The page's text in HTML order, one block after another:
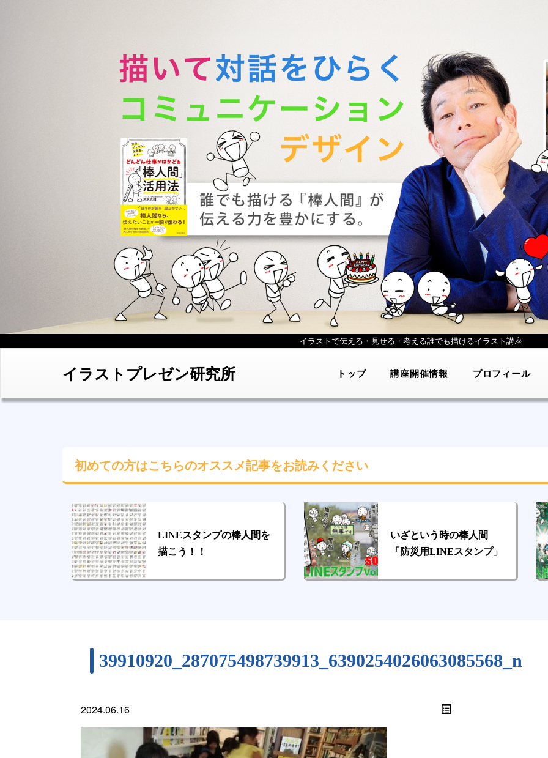
イラストで伝える・見せる・考える誰でも描けるイラスト講座
イラストプレゼン研究所 トップ 講座開催情報 プロフィール
初めての方はこちらのオススメ記事をお読みください
LINEスタンプの棒人間を
描こう！！
いざという時の棒人間
「防災用LINEスタンプ」
39910920_287075498739913_6390254026063085568_n
2024.06.16